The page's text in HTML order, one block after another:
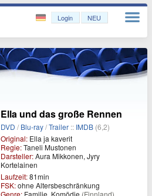
Login NEU
Ella und das große Rennen
DVD /Blu-ray/Trailer :: IMDB (6,2)
Original: Ella ja kaverit
Regie:Taneli Mustonen
Darsteller:Aura Mikkonen, Jyry
Kortelainen
Laufzeit:81min
FSK:ohne Altersbeschränkung
Genre: Familie, Komödie (Finnland)